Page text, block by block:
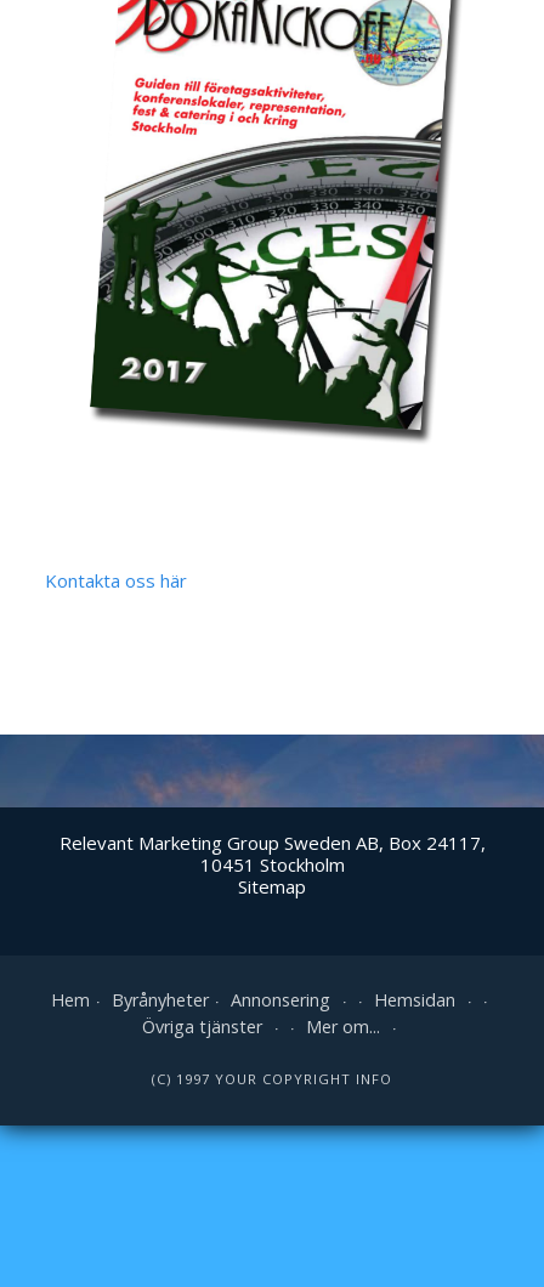
Kontakta oss här
Relevant Marketing Group Sweden AB, Box 24117,
10451 Stockholm
Sitemap
Hem Byrånyheter Annonsering
Hemsidan
Övriga tjänster
Mer om...
(C) 1997 YOUR COPYRIGHT INFO